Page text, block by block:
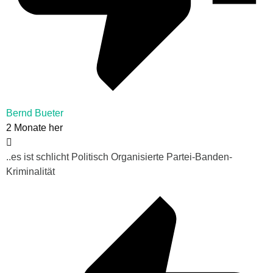
Bernd Bueter
2 Monate her
..es ist schlicht Politisch Organisierte Partei-Banden-
Kriminalität